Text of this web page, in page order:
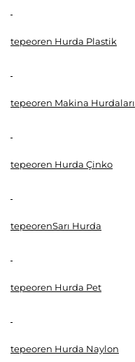
tepeoren Hurda Plastik
tepeoren Makina Hurdaları
tepeoren Hurda Çinko
tepeorenSarı Hurda
tepeoren Hurda Pet
tepeoren Hurda Naylon